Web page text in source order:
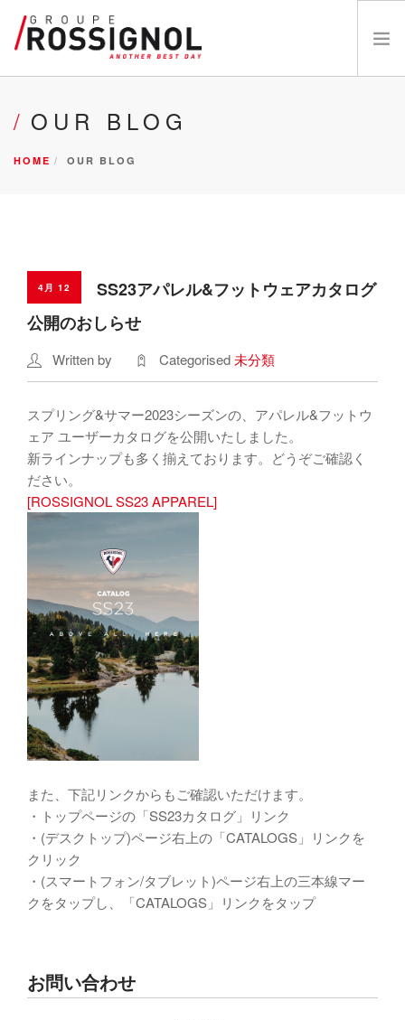
ABOUT US
INNOVATIONS
お問い合わせ
OUR BLOG
HOME OUR BLOG
4月 12
SS23アパレル&フットウェアカタログ
公開のおしらせ
Written by Categorised未分類
スプリング&サマー2023シーズンの、アパレル&フットウ
ェア ユーザーカタログを公開いたしました。
新ラインナップも多く揃えております。どうぞご確認く
ださい。
[ROSSIGNOL SS23 APPAREL]
また、下記リンクからもご確認いただけます。
・トップページの「SS23カタログ」リンク
・(デスクトップ)ページ右上の「CATALOGS」リンクを
クリック
・(スマートフォン/タブレット)ページ右上の三本線マー
クをタップし、「CATALOGS」リンクをタップ
お問い合わせ